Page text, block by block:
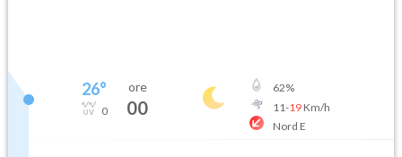
26°
0
ore
00
62%
11-19Km/h
Nord E